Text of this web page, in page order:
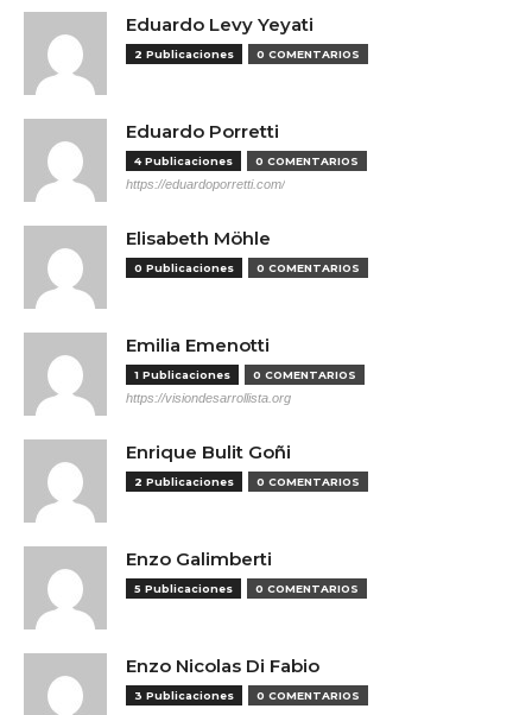
Eduardo Levy Yeyati
2 Publicaciones 0 COMENTARIOS
Eduardo Porretti
4 Publicaciones 0 COMENTARIOS
https://eduardoporretti.com/
Elisabeth Möhle
0 Publicaciones 0 COMENTARIOS
Emilia Emenotti
1 Publicaciones 0 COMENTARIOS
https://visiondesarrollista.org
Enrique Bulit Goñi
2 Publicaciones 0 COMENTARIOS
Enzo Galimberti
5 Publicaciones 0 COMENTARIOS
Enzo Nicolas Di Fabio
3 Publicaciones 0 COMENTARIOS